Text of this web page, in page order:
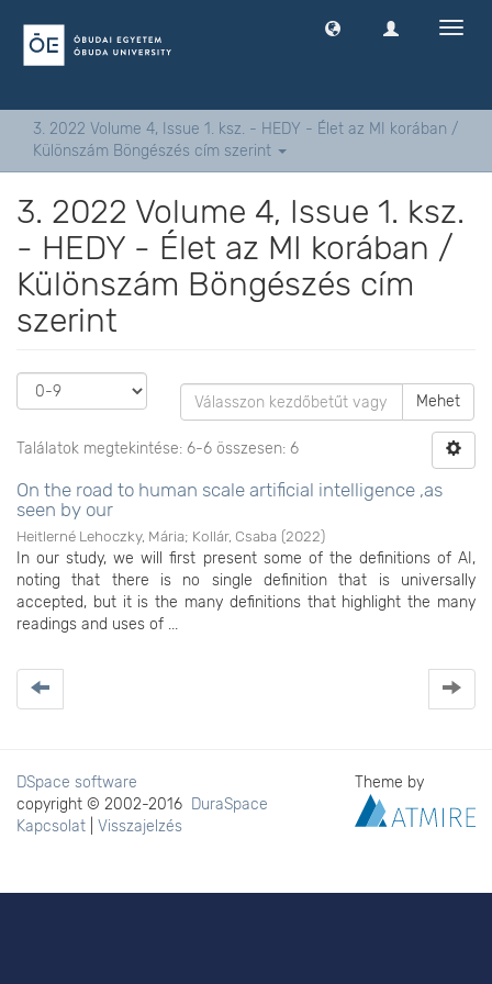
3. 2022 Volume 4, Issue 1. ksz. - HEDY - Élet az MI korában /
Különszám Böngészés cím szerint
3. 2022 Volume 4, Issue 1. ksz.
- HEDY - Élet az MI korában /
Különszám Böngészés cím
szerint
Mehet
Találatok megtekintése: 6-6 összesen: 6
On the road to human scale artificial intelligence ,as
seen by our
Heitlerné Lehoczky, Mária; Kollár, Csaba (2022)
In our study, we will first present some of the definitions of AI,
noting that there is no single definition that is universally
accepted, but it is the many definitions that highlight the many
readings and uses of ...
DSpace software
copyright © 2002-2016 DuraSpace
Kapcsolat
Visszajelzés
Theme by